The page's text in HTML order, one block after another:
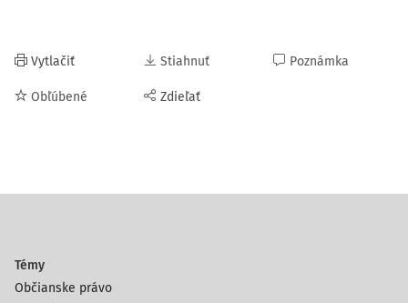
Vytlačiť
Obľúbené
Stiahnuť
Zdieľať
Poznámka
Témy
Občianske právo